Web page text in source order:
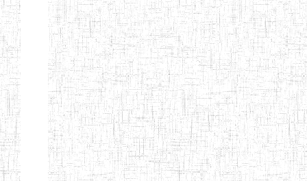
BOSONS
ENIEG BILINGUE
LE NORMALIEN
CITOYEN
01/08/2014 ENIEG
ENIEG BILINGUE
CLAIRE
FONTAINE
03/10/2012 ENIEG